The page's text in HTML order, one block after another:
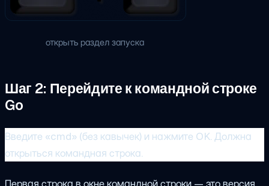
открыть раздел запуска
Шаг 2: Перейдите к командной строке
Go
Введите «cmd» (без кавычек) и нажмите OK. Должна
открыться командная строка.